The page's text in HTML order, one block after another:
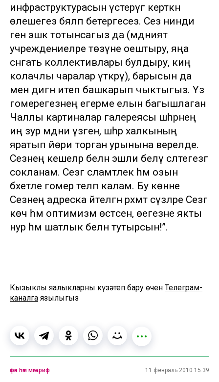
инфраструктурасын үстерүгә керткән
өлешегез бәяләп бетергесез. Сез нинди
генә эшкә тотынсагыз да (мәдәният
учреждениеләре төзүне оештыру, яңа
сәнгать коллективлары булдыру, киң
колачлы чаралар үткәрү), барысын да
менә дигән итеп башкарып чыктыгыз. Үз
гомерегезнең егерме елын багышлаган
Чаллы картиналар галереясы шәһәрнең
иң зур мәдәни үзәгенә, шәһәр халкының
яратып йөри торган урынына әверелде.
Сезнең кешеләр белән эшли белү сәләтегезгә
сокланам. Сезгә сәламәтлек һәм озын
бәхетле гомер теләп калам. Бу көнне
Сезнең адреска әйтелгән рәхмәт сүзләре Сезгә
көч һәм оптимизм өстәсен, өегезне якты
нур һәм шатлык белән тутырсын!”.
Кызыклы яңалыкларны күзәтеп бару өчен Телеграм-
каналга язылыгыз
фән һәм мәгариф 11 февраль 2010 15:39